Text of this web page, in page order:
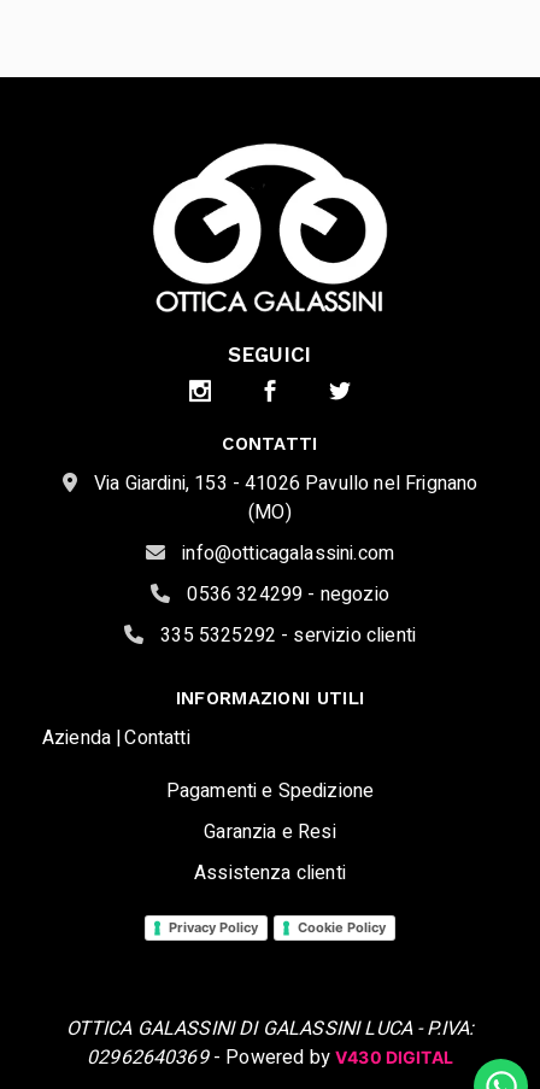
SEGUICI
CONTATTI
Via Giardini, 153 - 41026 Pavullo nel Frignano
(MO)
info@otticagalassini.com
0536 324299 - negozio
335 5325292 - servizio clienti
INFORMAZIONI UTILI
Azienda |Contatti
Pagamenti e Spedizione
Garanzia e Resi
Assistenza clienti
Privacy Policy Cookie Policy
OTTICA GALASSINI DI GALASSINI LUCA - P.IVA:
02962640369- Powered byV430 DIGITAL